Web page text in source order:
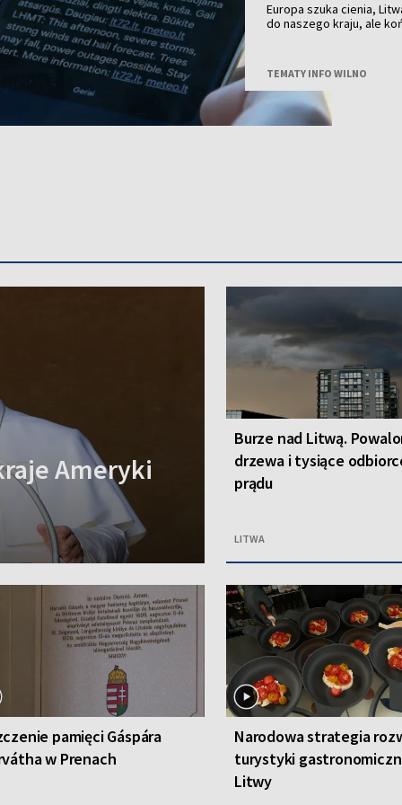
Europa szuka cienia,
do naszego kraju, ale
TEMATY INFO WILNO
Ameryki
Burze nad Litwą.
drzewa i tysiące
prądu
LITWA
pamięci Gáspára
w Prenach
Narodowa strategia
turystyki
Litwy